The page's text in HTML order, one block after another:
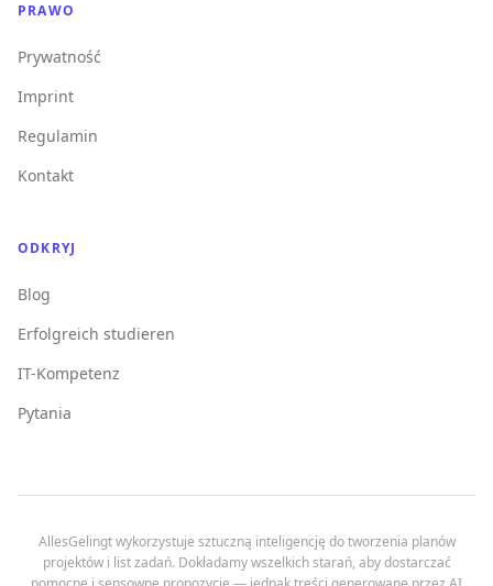
PRAWO
Prywatność
Imprint
Regulamin
Kontakt
ODKRYJ
Blog
Erfolgreich studieren
IT-Kompetenz
Pytania
AllesGelingt wykorzystuje sztuczną inteligencję do tworzenia planów
projektów i list zadań. Dokładamy wszelkich starań, aby dostarczać